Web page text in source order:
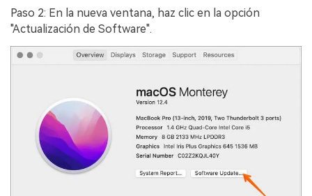
Paso 2: En la nueva ventana, haz clic en la opción
"Actualización de Software".󠀲󠀡󠀩󠀣󠀡󠀣󠀠󠀠󠀧